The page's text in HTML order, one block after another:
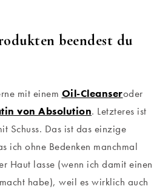
beendest du
mit einem Oil-Cleanseroder
von Absolution. Letzteres ist
Schuss. Das ist das einzige
ich ohne Bedenken manchmal
Haut lasse (wenn ich damit einen
habe), weil es wirklich auch